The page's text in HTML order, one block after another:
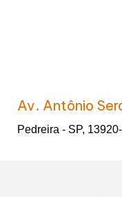
Av. Antônio
Pedreira - SP,